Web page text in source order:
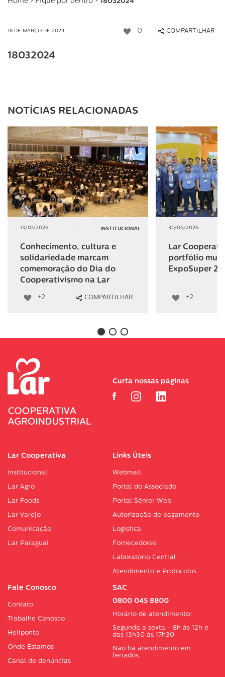
18 DE MARÇO DE 2024 0 COMPARTILHAR
18032024
NOTÍCIAS RELACIONADAS
13/07/2026 - INSTITUCIONAL
Conhecimento, cultura e
solidariedade marcam
comemoração do Dia do
Cooperativismo na Lar
+2 COMPARTILHAR
30/06/2026
Lar
portfólio
ExpoSuper
+2
Lar Cooperativa
Institucional
Lar Agro
Lar Foods
Lar Varejo
Comunicação
Lar Paraguai
Links Úteis
Webmail
Portal do Associado
Portal Sénior Web
Autorização de pagamento
Logística
Fornecedores
Laboratório Central
Atendimento e Protocolos
Fale Conosco
Contato
Trabalhe Conosco
Heliponto
Onde Estamos
Canal de denúncias
SAC
0800 045 8800
Horário de atendimento:
Segunda a sexta - 8h às 12h e
das 13h30 às 17h30
Não há atendimento em
feriados.
Curta nossas páginas